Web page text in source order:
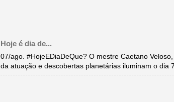
Hoje é dia de...
07/ago. #HojeEDiaDeQue? O mestre Caetano
da atuação e descobertas planetárias iluminam o dia